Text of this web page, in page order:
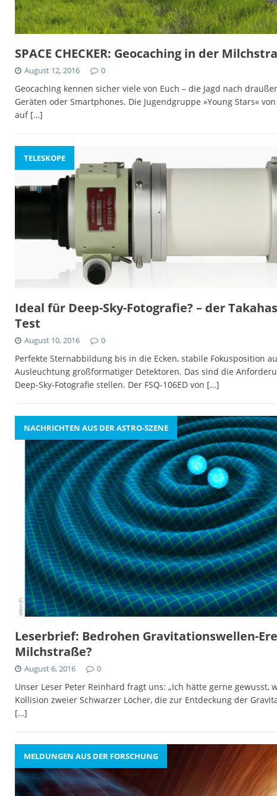
SPACE CHECKER: Geocaching in der
August 12, 2016 0
Geocaching kennen sicher viele von Euch – die Jagd nach
Geräten oder Smartphones. Die Jugendgruppe »Young Stars«
auf […]
TELESKOPE
Ideal für Deep-Sky-Fotografie? – der
Test
August 10, 2016 0
Perfekte Sternabbildung bis in die Ecken, stabile Fokusposition
Ausleuchtung großformatiger Detektoren. Das sind die
Deep-Sky-Fotografie stellen. Der FSQ-106ED von […]
NACHRICHTEN AUS DER ASTRO-SZENE
Leserbrief: Bedrohen Gravitationswellen-
Milchstraße?
August 6, 2016 0
Unser Leser Peter Reinhard fragt uns: „Ich hätte gerne
Kollision zweier Schwarzer Löcher, die zur Entdeckung der
[…]
MELDUNGEN AUS DER FORSCHUNG